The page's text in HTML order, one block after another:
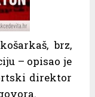
brz,
– opisao je
direktor